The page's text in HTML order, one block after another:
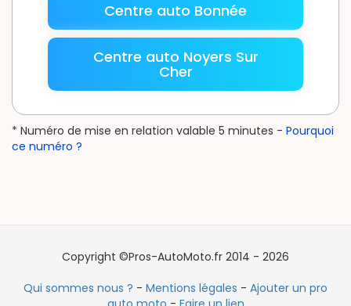
Centre auto Bonnée
Centre auto Noyers Sur
Cher
* Numéro de mise en relation valable 5 minutes - Pourquoi
ce numéro ?
Copyright ©Pros-AutoMoto.fr 2014 - 2026
Qui sommes nous ? - Mentions légales - Ajouter un pro